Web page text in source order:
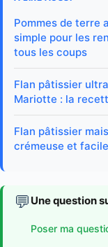
Pommes de terre
simple pour les
tous les coups
Flan pâtissier
Mariotte : la
Flan pâtissier
crémeuse et
💬 Une question
Poser ma